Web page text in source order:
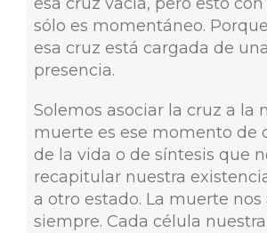
sólo es momentáneo.
esa cruz está cargada de
presencia.
Solemos asociar la cruz a la
muerte es ese momento de
de la vida o de síntesis que
recapitular nuestra
a otro estado. La muerte
siempre. Cada célula